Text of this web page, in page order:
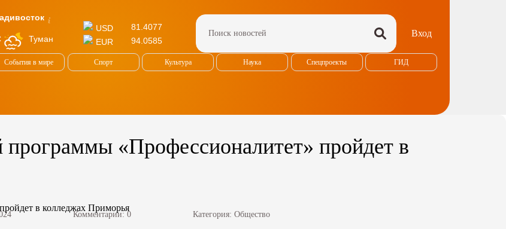
Туман
USD
81.4077
EUR
94.0585
Вход
События в мире Спорт Культура Наука Спецпроекты ГИД
«Профессионалитет» пройдет в
Комментарии: 0 Категория:Общество